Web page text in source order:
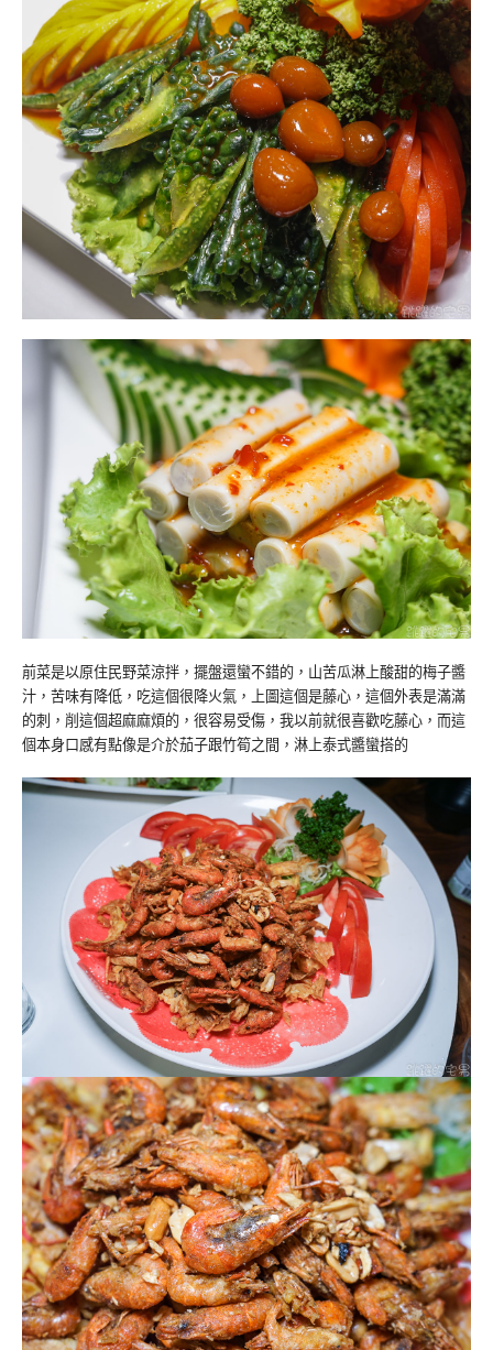
前菜是以原住民野菜涼拌，擺盤還蠻不錯的，山苦瓜淋上酸甜的梅子醬
汁，苦味有降低，吃這個很降火氣，上圖這個是藤心，這個外表是滿滿
的刺，削這個超麻麻煩的，很容易受傷，我以前就很喜歡吃藤心，而這
個本身口感有點像是介於茄子跟竹筍之間，淋上泰式醬蠻搭的